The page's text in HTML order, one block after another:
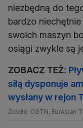
niezbędną do
bardzo
swoich maszyn
osiągi zwykle są
ZOBACZ TEŻ:
siłą dysponuje
wysłany w rejon
Źródło: CGTN, EurAsian